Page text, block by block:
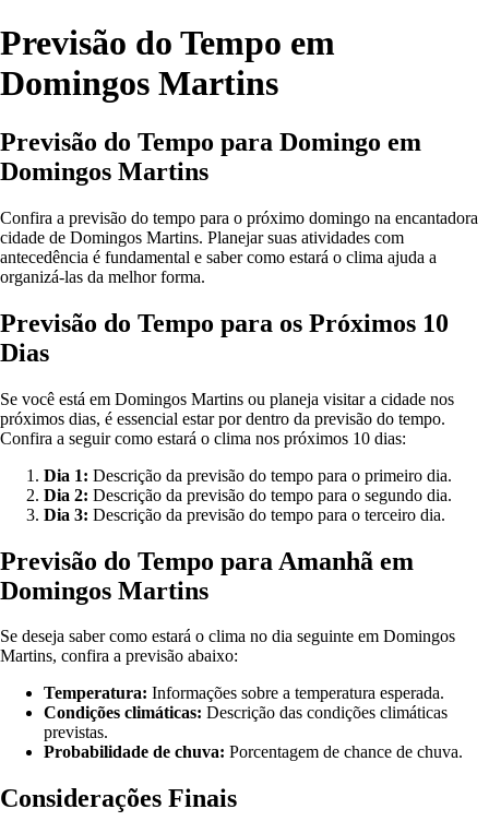
Previsão do Tempo em
Domingos Martins
Previsão do Tempo para Domingo em
Domingos Martins
Confira a previsão do tempo para o próximo domingo na encantadora
cidade de Domingos Martins. Planejar suas atividades com
antecedência é fundamental e saber como estará o clima ajuda a
organizá-las da melhor forma.
Previsão do Tempo para os Próximos 10
Dias
Se você está em Domingos Martins ou planeja visitar a cidade nos
próximos dias, é essencial estar por dentro da previsão do tempo.
Confira a seguir como estará o clima nos próximos 10 dias:
Dia 1: Descrição da previsão do tempo para o primeiro dia.
Dia 2: Descrição da previsão do tempo para o segundo dia.
Dia 3: Descrição da previsão do tempo para o terceiro dia.
Previsão do Tempo para Amanhã em
Domingos Martins
Se deseja saber como estará o clima no dia seguinte em Domingos
Martins, confira a previsão abaixo:
Temperatura: Informações sobre a temperatura esperada.
Condições climáticas: Descrição das condições climáticas
previstas.
Probabilidade de chuva: Porcentagem de chance de chuva.
Considerações Finais